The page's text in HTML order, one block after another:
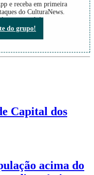
e receba em primeira
do CulturaNews.
acontecendo!
do grupo!
Capital dos
acima do